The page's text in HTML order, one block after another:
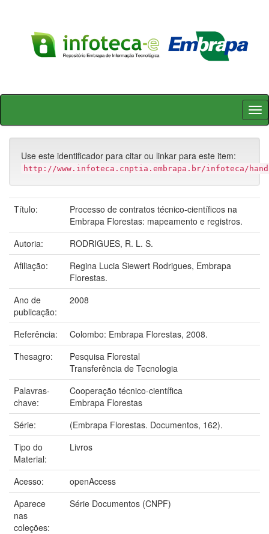
Skip
Use este identificador para citar ou linkar para este item:
http://www.infoteca.cnptia.embrapa.br/infoteca/
Título:
Processo de contratos técnico-científicos na
Embrapa Florestas: mapeamento e registros.
Autoria:
RODRIGUES, R. L. S.
Afiliação:
Regina Lucia Siewert Rodrigues, Embrapa
Florestas.
Ano de
publicação:
2008
Referência:
Colombo: Embrapa Florestas, 2008.
Thesagro:
Pesquisa Florestal
Transferência de Tecnologia
Palavras-
chave:
Cooperação técnico-científica
Embrapa Florestas
Série:
(Embrapa Florestas. Documentos, 162).
Tipo do
Material:
Livros
Acesso:
openAccess
Aparece
nas
coleções:
Série Documentos (CNPF)